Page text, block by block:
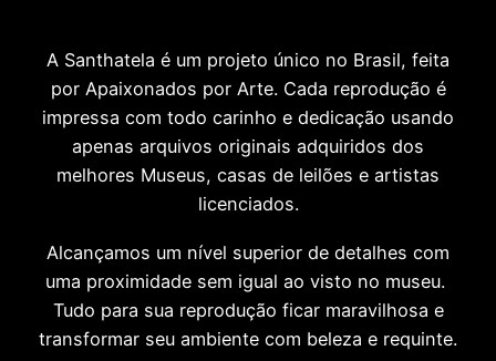
A Santhatela é um projeto único no Brasil, feita
por Apaixonados por Arte. Cada reprodução é
impressa com todo carinho e dedicação usando
apenas arquivos originais adquiridos dos
melhores Museus, casas de leilões e artistas
licenciados.
Alcançamos um nível superior de detalhes com
uma proximidade sem igual ao visto no museu.
Tudo para sua reprodução ficar maravilhosa e
transformar seu ambiente com beleza e requinte.